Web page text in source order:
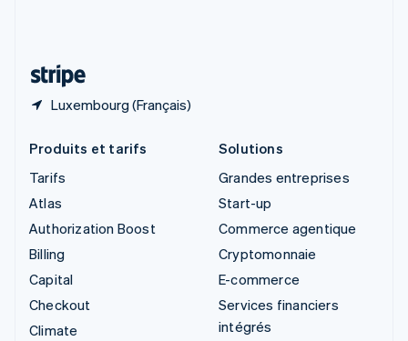
Luxembourg (Français)
Produits et tarifs
Tarifs
Atlas
Authorization Boost
Billing
Capital
Checkout
Climate
Solutions
Grandes entreprises
Start-up
Commerce agentique
Cryptomonnaie
E-commerce
Services financiers
intégrés